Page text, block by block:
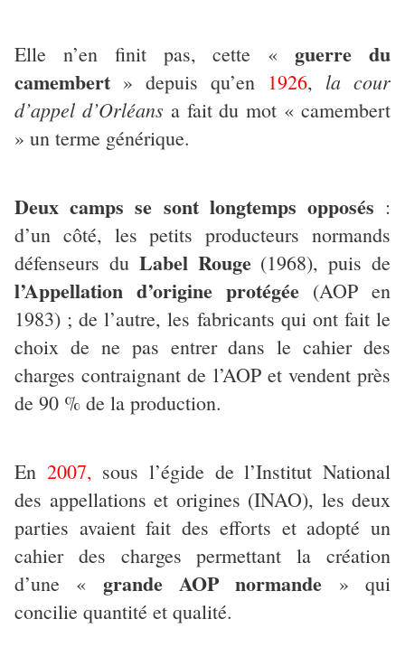
Elle n’en finit pas, cette «guerre du
camembert » depuis qu’en 1926, la cour
d’appel d’Orléans a fait du mot « camembert
» un terme générique.
Deux camps se sont longtemps opposés :
d’un côté, les petits producteurs normands
défenseurs du Label Rouge(1968), puis de
l’Appellation d’origine protégée (AOP en
1983) ; de l’autre, les fabricants qui ont fait le
choix de ne pas entrer dans le cahier des
charges contraignant de l’AOP et vendent près
de 90 % de la production.
En 2007, sous l’égide de l’Institut National
des appellations et origines (INAO), les deux
parties avaient fait des efforts et adopté un
cahier des charges permettant la création
d’une « grande AOP normande » qui
concilie quantité et qualité.